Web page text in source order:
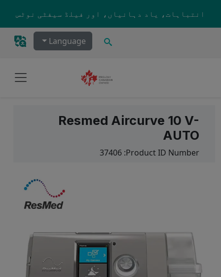
انتباہات، یاد دہانیاں، اور فیلڈ سیفٹی نوٹس
تلاش کریں۔
Language
Resmed Aircurve 10 V-
AUTO
Product ID Number:
37406